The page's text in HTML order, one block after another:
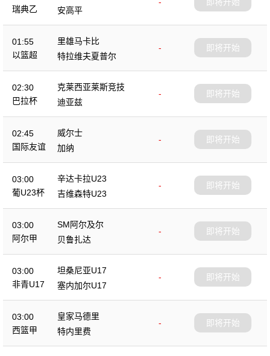
瑞典乙
安高平
01:55
以篮超
里雄马卡比
-
特拉维夫夏普尔
即将开始
02:30
巴拉杯
克莱西亚莱斯竞技
-
迪亚兹
即将开始
02:45
国际友谊
威尔士
-
加纳
即将开始
03:00
葡U23杯
辛达卡拉U23
-
吉维森特U23
即将开始
03:00
阿尔甲
SM阿尔及尔
-
贝鲁扎达
即将开始
03:00
非青U17
坦桑尼亚U17
-
塞内加尔U17
即将开始
03:00
西篮甲
皇家马德里
-
特内里费
即将开始